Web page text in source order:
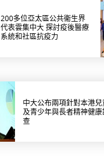
200多位亞太區公共衞生界
代表雲集中大 探討疫後醫療
系統和社區抗疫力
中大公布兩項針對本港兒
及青少年與長者精神健康
查